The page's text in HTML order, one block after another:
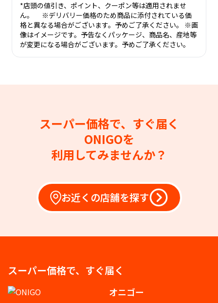
*店頭の値引き、ポイント、クーポン等は適用されませ
ん。 ※デリバリー価格のため商品に添付されている価
格と異なる場合がございます。予めご了承ください。 ※画
像はイメージです。予告なくパッケージ、商品名、産地等
が変更になる場合がございます。予めご了承ください。
スーパー価格で、すぐ届く
ONIGOを
利用してみませんか？
お近くの店舗を探す
スーパー価格で、すぐ届く
オニゴー